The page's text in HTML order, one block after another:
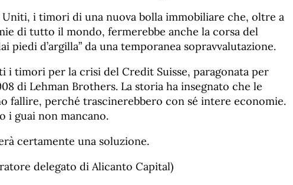
i timori di una nuova bolla immobiliare che, oltre a
di tutto il mondo, fermerebbe anche la corsa del
piedi d’argilla” da una temporanea sopravvalutazione.
i timori per la crisi del Credit Suisse, paragonata per
di Lehman Brothers. La storia ha insegnato che le
fallire, perché trascinerebbero con sé intere economie.
i guai non mancano.
certamente una soluzione.
delegato di Alicanto Capital)